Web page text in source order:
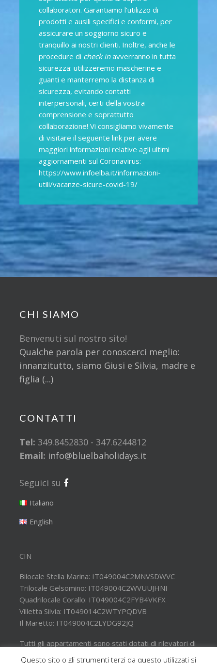
collaboratori. Garantiamo l’utilizzo di
prodotti e ausili specifici e conformi, per
assicurare un soggiorno sicuro e
tranquillo ai nostri clienti. Inoltre, anche le
procedure di check inavverranno in tutta
sicurezza: utilizzeremo mascherine e
guanti e manterremo la distanza di
sicurezza, evitando contatti
interpersonali, certi della vostra
comprensione e soprattutto
collaborazione! Vi consigliamo vivamente
di visitare il seguente link per avere
maggiori informazioni relative agli ultimi
aggiornamenti sul Coronavirus:
https://www.infoelba.it/informazioni-
utili/vacanze-sicure-covid-19/
CHI SIAMO
Benvenuti sul nostro sito!
Qualche parola per conoscerci meglio:
innanzitutto, siamo Giusi e Silvia, madre e
figlia (...)
CONTATTI
Tel: 349.8452830 - 347.6244812
Email: info@bluelbaholidays.it
Seguici su
Italiano
English
CIN
Bilocale Stella Marina: IT049004C2MNVSDWVC
Trilocale Gelsomino: IT049004C2WVUUJHNI
Quadrilocale Corallo: IT049004C2FYB4VKFX
Villetta Silvia: IT049014C2WTYPQDVB
Il Maretto: IT049004C2LYDG92JQ
Tutti gli appartamenti sono stati dotati di rilevatori di
monossido di carbonio e estintori nelle aree esterne.
Questo sito o gli strumenti terzi da questo utilizzati si